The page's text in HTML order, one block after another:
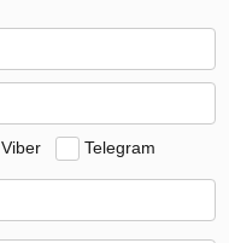
Viber Telegram